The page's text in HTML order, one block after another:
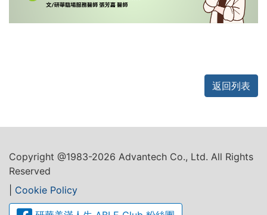
返回列表
Copyright @1983-2026 Advantech Co., Ltd. All Rights
Reserved
Cookie Policy